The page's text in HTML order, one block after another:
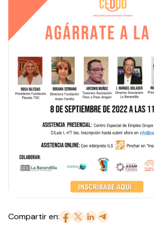
Compartir en: